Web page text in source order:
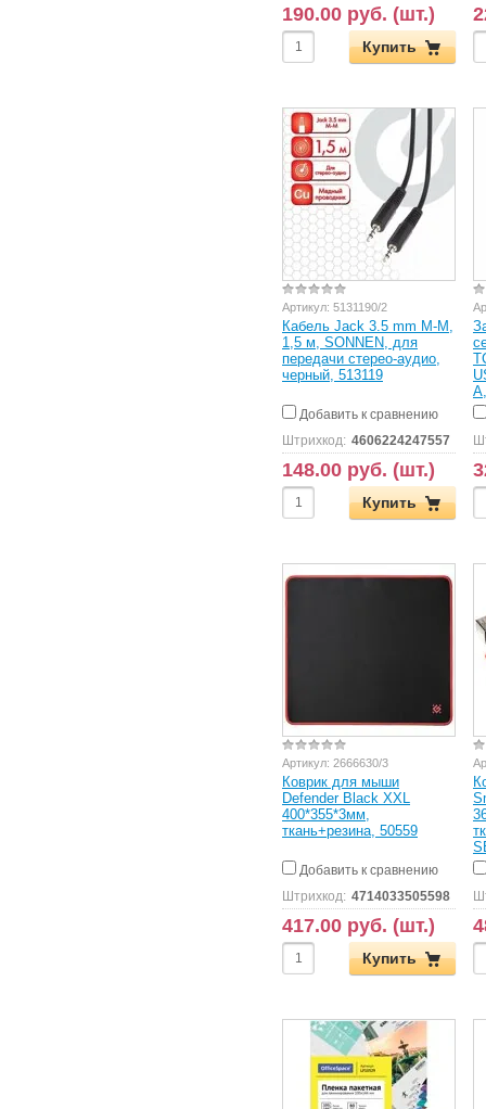
190.00 руб. (шт.)
Купить
Артикул: 5131190/2
Кабель Jack 3.5 mm M-M,
1,5 м, SONNEN, для
передачи стерео-аудио,
черный, 513119
Добавить к сравнению
Штрихкод: 4606224247557
148.00 руб. (шт.)
Купить
Артикул: 2666630/3
Коврик для мыши
Defender Black XXL
400*355*3мм,
ткань+резина, 50559
Добавить к сравнению
Штрихкод: 4714033505598
417.00 руб. (шт.)
Купить